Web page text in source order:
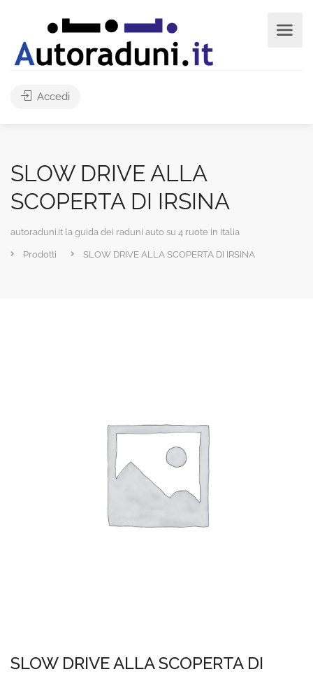
Accedi
SLOW DRIVE ALLA
SCOPERTA DI IRSINA
autoraduni.it la guida dei raduni auto su 4 ruote in Italia
Prodotti SLOW DRIVE ALLA SCOPERTA DI IRSINA
SLOW DRIVE ALLA SCOPERTA DI